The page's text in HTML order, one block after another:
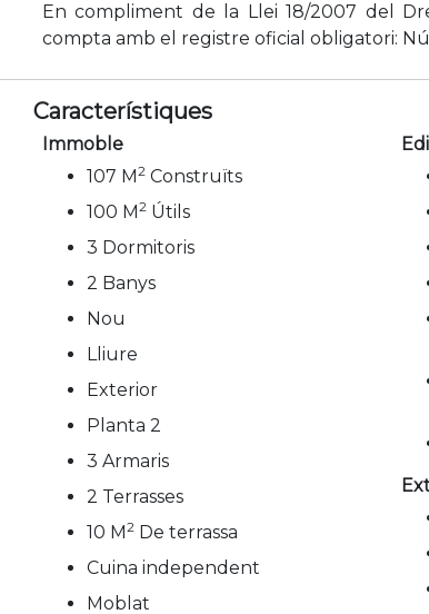
En compliment de la Llei 18/2007 del
compta amb el registre oficial obligatori:
Característiques
Immoble
107 M2 Construïts
100 M2 Útils
3 Dormitoris
2 Banys
Nou
Lliure
Exterior
Planta 2
3 Armaris
2 Terrasses
10 M2 De terrassa
Cuina independent
Moblat